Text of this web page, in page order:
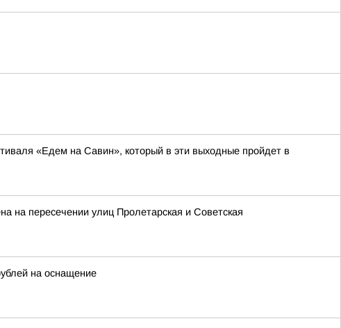
«Едем на Савин», который в эти выходные пройдет в
на пересечении улиц Пролетарская и Советская
на оснащение